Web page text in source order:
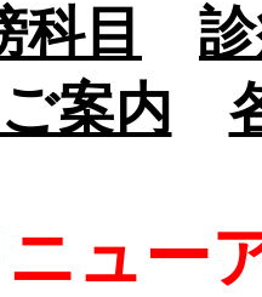
科目
案内
ュー